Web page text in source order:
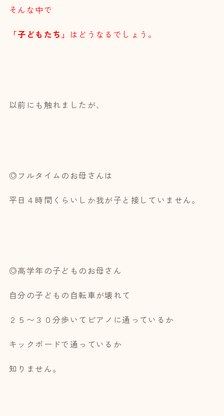
そんな中で
「子どもたち」 はどうなるでしょう。
以前にも触れましたが、
◎フルタイムのお母さんは
平日４時間くらいしか我が子と接していません。
◎高学年の子どものお母さん
自分の子どもの自転車が壊れて
２５〜３０分歩いてピアノに通っているか
キックボードで通っているか
知りません。